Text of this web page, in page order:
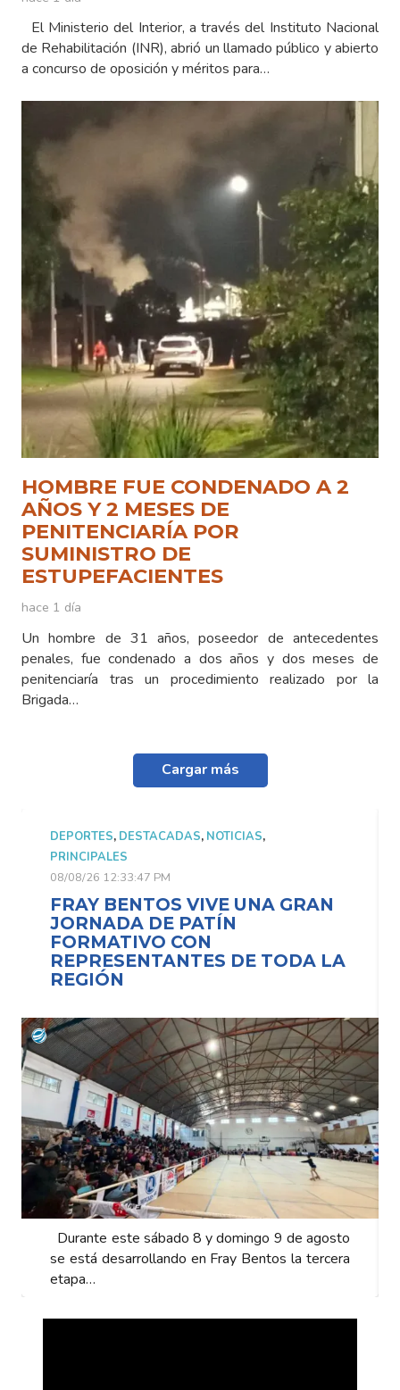
El Ministerio del Interior, a través del Instituto Nacional
de Rehabilitación (INR), abrió un llamado público y abierto
a concurso de oposición y méritos para…
HOMBRE FUE CONDENADO A 2
AÑOS Y 2 MESES DE
PENITENCIARÍA POR
SUMINISTRO DE
ESTUPEFACIENTES
hace 1 día
Un hombre de 31 años, poseedor de antecedentes
penales, fue condenado a dos años y dos meses de
penitenciaría tras un procedimiento realizado por la
Brigada…
Cargar más
DESTACADAS,NOTICIAS,
PM
VIVE UNA GRAN
DE PATÍN
CON
DE TODA LA
sábado 8 y domingo 9 de agosto
en Fray Bentos la tercera
FRAY
Durante este
se está